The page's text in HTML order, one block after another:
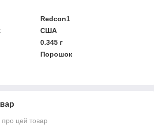
Redcon1
США
0.345 г
Порошок
про цей товар